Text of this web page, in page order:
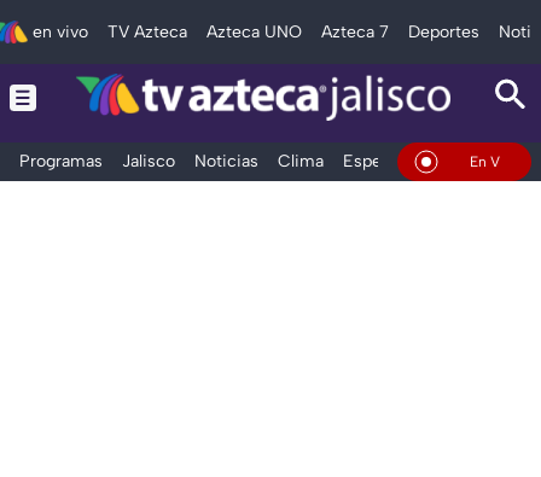
en vivo TV Azteca Azteca UNO Azteca 7 Deportes
Programas Jalisco Noticias Clima Espectáculos Deportes
En Vivo